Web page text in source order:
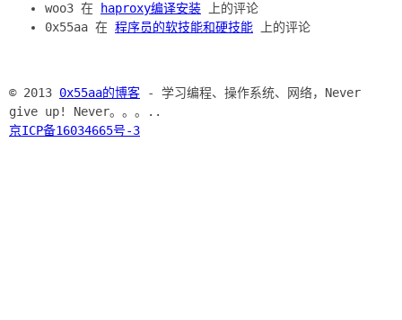
woo3 在
haproxy编译安装 上的评论
0x55aa 在 程序员的软技能和硬技能 上的评论
© 2013 0x55aa的博客 - 学习编程、操作系统、网络，Never
give up! Never。。。..
京ICP备16034665号-3